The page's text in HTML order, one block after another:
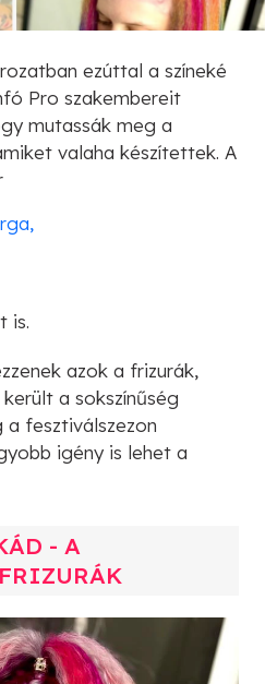
ezúttal a színeké
Pro szakembereit
mutassák meg a
valaha készítettek. A
is.
azok a frizurák,
a sokszínűség
a fesztiválszezon
igény is lehet a
- A